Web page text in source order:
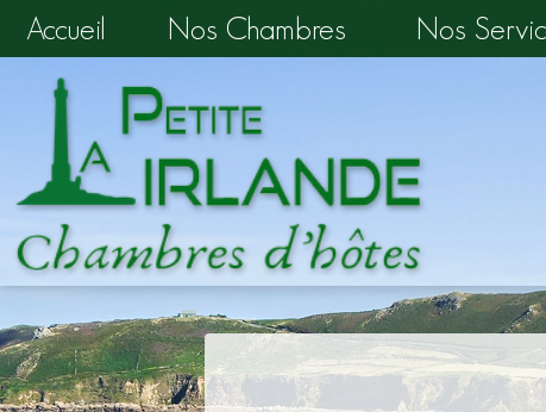
Accueil Nos Chambres Nos